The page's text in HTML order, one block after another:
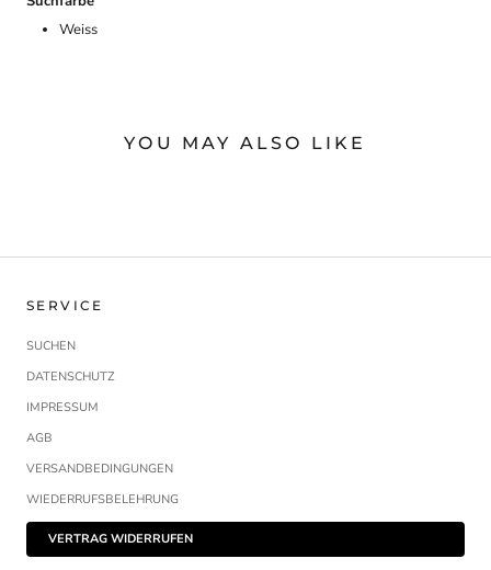
Weiss
YOU MAY ALSO LIKE
SERVICE
SUCHEN
DATENSCHUTZ
IMPRESSUM
AGB
VERSANDBEDINGUNGEN
WIEDERRUFSBELEHRUNG
VERTRAG WIDERRUFEN